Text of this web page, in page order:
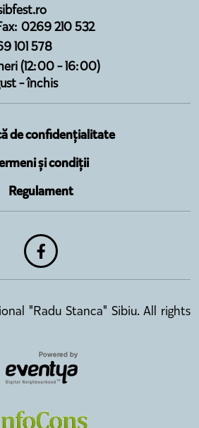
0269 210 532
101 578
(12:00 - 16:00)
- închis
de confidențialitate
și condiții
Regulament
"Radu Stanca" Sibiu. All rights